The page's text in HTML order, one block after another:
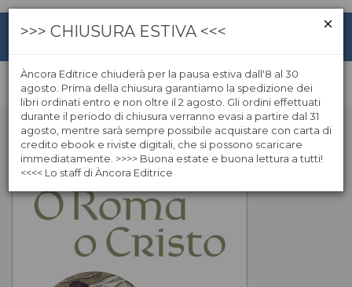
>>> CHIUSURA ESTIVA <<<
Àncora Editrice chiuderà per la pausa estiva dall'8 al 30
agosto. Prima della chiusura garantiamo la spedizione dei
libri ordinati entro e non oltre il 2 agosto. Gli ordini effettuati
durante il periodo di chiusura verranno evasi a partire dal 31
agosto, mentre sarà sempre possibile acquistare con carta di
credito ebook e riviste digitali, che si possono scaricare
immediatamente. >>>> Buona estate e buona lettura a tutti!
<<<< Lo staff di Àncora Editrice